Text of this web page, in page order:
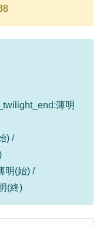
薄明
) /
明(始) /
(終)